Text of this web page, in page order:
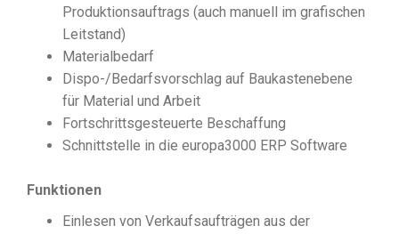
Produktionsauftrags (auch manuell im grafischen
Leitstand)
Materialbedarf
Dispo-/Bedarfsvorschlag auf Baukastenebene
für Material und Arbeit
Fortschrittsgesteuerte Beschaffung
Schnittstelle in die europa3000 ERP Software
Funktionen
Einlesen von Verkaufsaufträgen aus der